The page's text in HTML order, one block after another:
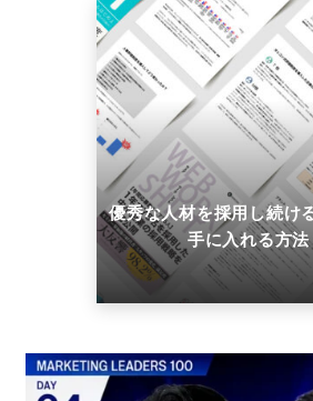
優秀な人材を採用し続け
手に入れる方法